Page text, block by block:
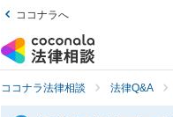
ココナラへ
ココナラ法律相談 法律Q&A